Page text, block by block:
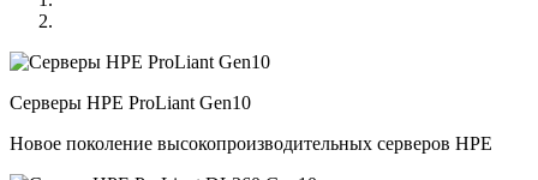
Серверы HPE ProLiant Gen10
Новое поколение высокопроизводительных серверов HPE